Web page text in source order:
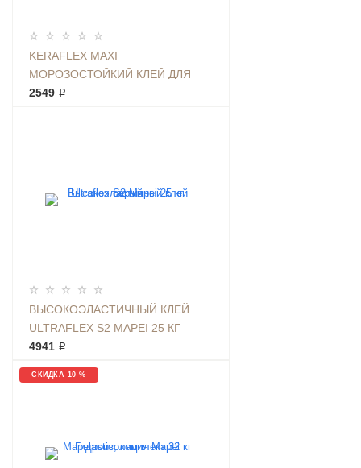
KERAFLEX MAXI
МОРОЗОСТОЙКИЙ КЛЕЙ ДЛЯ
ПЛИТКИ 25КГ СЕРЫЙ
2549 ₽
ВЫСОКОЭЛАСТИЧНЫЙ КЛЕЙ
ULTRAFLEX S2 MAPEI 25 КГ
СЕРЫЙ
4941 ₽
СКИДКА 10 %